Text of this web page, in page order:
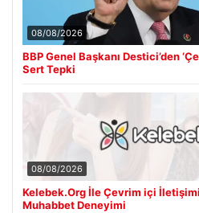
08/08/2026
BBP Genel Başkanı Destici’den
Sert Tepki
08/08/2026
Kelebek.Org İle Çevrim içi
Muhabbet Deneyimi